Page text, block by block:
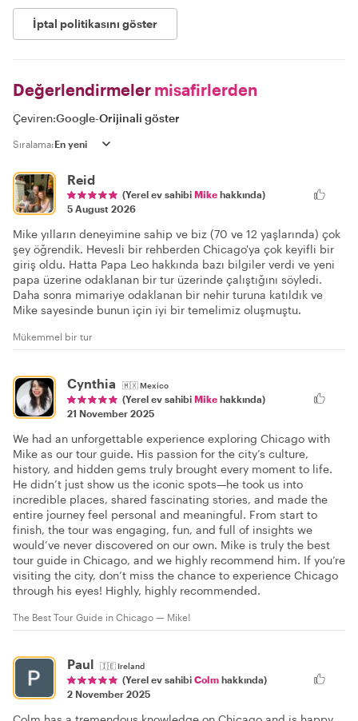
İptal politikasını göster
Değerlendirmeler misafirlerden
Çeviren:Google-Orijinali göster
Sıralama:
Reid
(Yerel ev sahibi Mike hakkında)
5 August 2026
Mike yılların deneyimine sahip ve biz (70 ve 12 yaşlarında) çok
şey öğrendik. Hevesli bir rehberden Chicago'ya çok keyifli bir
giriş oldu. Hatta Papa Leo hakkında bazı bilgiler verdi ve yeni
papa üzerine odaklanan bir tur üzerinde çalıştığını söyledi.
Daha sonra mimariye odaklanan bir nehir turuna katıldık ve
Mike sayesinde bunun için iyi bir temelimiz oluşmuştu.
Mükemmel bir tur
Cynthia 🇲🇽Mexico
(Yerel ev sahibi Mike hakkında)
21 November 2025
We had an unforgettable experience exploring Chicago with
Mike as our tour guide. His passion for the city’s culture,
history, and hidden gems truly brought every moment to life.
He didn’t just show us the iconic spots—he took us into
incredible places, shared fascinating stories, and made the
entire journey feel personal and meaningful. From start to
finish, the tour was engaging, fun, and full of insights we
would’ve never discovered on our own. Mike is truly the best
tour guide in Chicago, and we highly recommend him. If you’re
visiting the city, don’t miss the chance to experience Chicago
through his eyes! Highly, highly recommended.
The Best Tour Guide in Chicago — Mike!
Paul 🇮🇪Ireland
(Yerel ev sahibi Colm hakkında)
2 November 2025